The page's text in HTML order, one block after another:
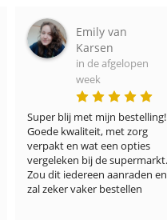
Corine Thier
in de afgelopen
week
Heerlijke vis. Keurig op tijd
geleverd. En betaalbaar. Komt
goed verpakt aan. We zijn er
erg tevreden over.